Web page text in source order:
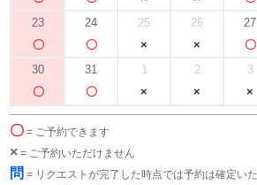
23 24 25 26 27
30 31 1 2 3
〇 = ご予約できます
× = ご予約いただけません
問 = リクエストが完了した時点では予約は確定い